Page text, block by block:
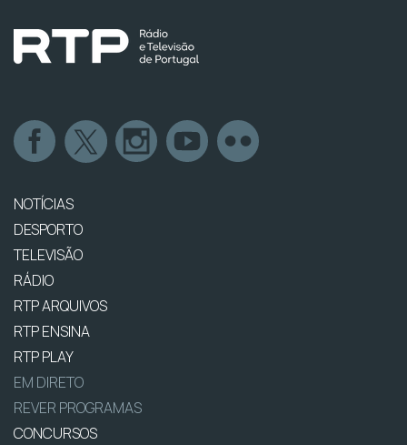
NOTÍCIAS
DESPORTO
TELEVISÃO
RÁDIO
RTP ARQUIVOS
RTP ENSINA
RTP PLAY
EM DIRETO
REVER PROGRAMAS
CONCURSOS